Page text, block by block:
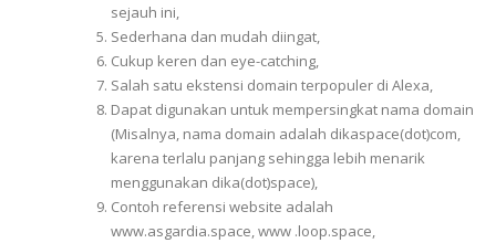
sejauh ini,
Sederhana dan mudah diingat,
Cukup keren dan eye-catching,
Salah satu ekstensi domain terpopuler di Alexa,
Dapat digunakan untuk mempersingkat nama domain
(Misalnya, nama domain adalah dikaspace(dot)com,
karena terlalu panjang sehingga lebih menarik
menggunakan dika(dot)space),
Contoh referensi website adalah
www.asgardia.space, www .loop.space,